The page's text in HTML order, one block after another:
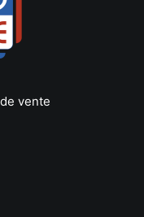
vente